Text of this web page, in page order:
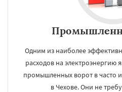
Одним из наиболее
расходов на электроэнергию
промышленных ворот в часто
в Чехове. Они не